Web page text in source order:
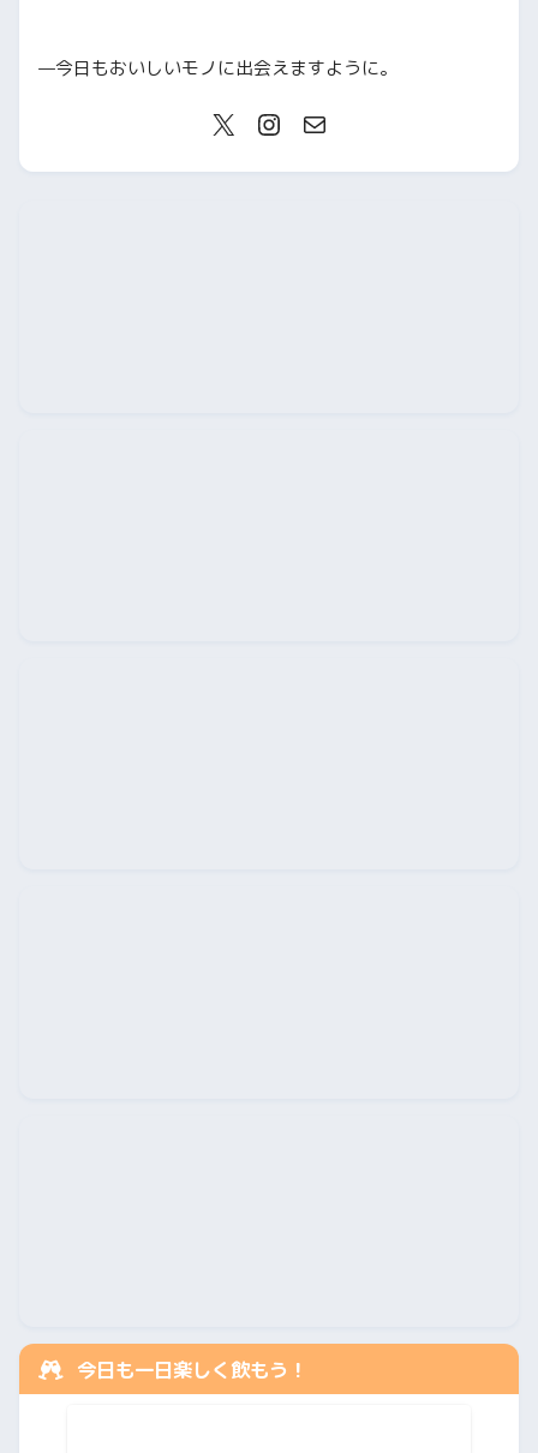
—今日もおいしいモノに出会えますように。
今日も一日楽しく飲もう！